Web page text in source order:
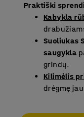
Praktiški
Kabykla
Suoliukas
saugykla
grindų.
Kilimėlis
drėgmę